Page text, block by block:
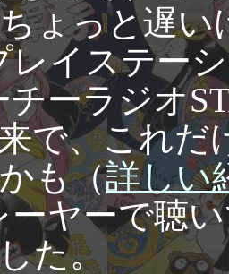
ょっと遅い
レイステー
チーラジオ
で、これだ
も（詳しい
ーヤーで聴
た。